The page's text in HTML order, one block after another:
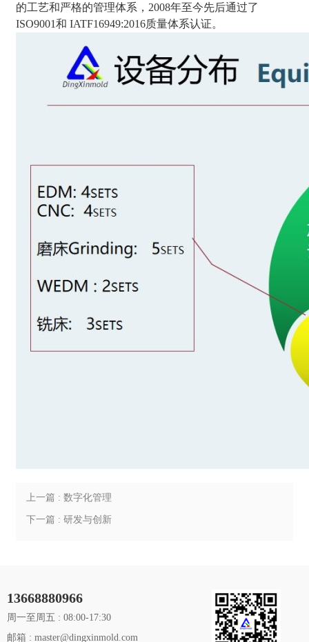
的工艺和严格的管理体系，2008年至今先后通过了
ISO9001和 IATF16949:2016质量体系认证。
上一篇 : 数字化管理
下一篇 : 研发与创新
13668880966
周一至周五 : 08:00-17:30
邮箱 : master@dingxinmold.com